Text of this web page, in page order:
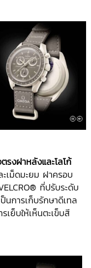
งฝาหลังและโลโก้
เม็ดมะยม ฝาครอบ
ที่ปรับระดับ
นการเก็บรักษาดีเทล
เย็บให้เห็นตะเข็บสี